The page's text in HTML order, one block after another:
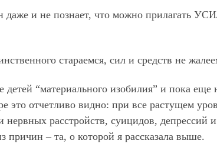
даже и не познает, что можно прилагать
стараемся, сил и средств не
детей “материального изобилия” и пока еще
это отчетливо видно: при все растущем
нервных расстройств, суицидов, депрессий
причин – та, о которой я рассказала выше.